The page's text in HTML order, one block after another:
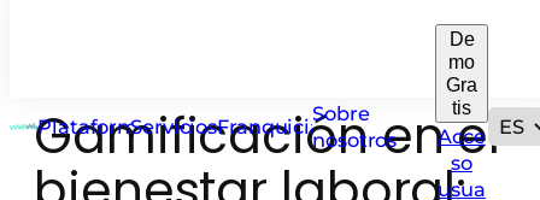
PlataformaServiciosFranquicias
Sobre
nosotros
De
mo
Gra
tis
Acce
so
usua
Gamificación en el